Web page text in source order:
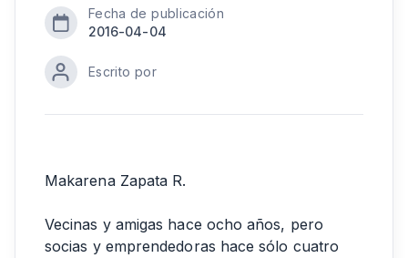
Fecha de publicación
2016-04-04
Escrito por
Makarena Zapata R.
Vecinas y amigas hace ocho años, pero
socias y emprendedoras hace sólo cuatro